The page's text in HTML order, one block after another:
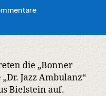
zu
Ambulanz
Burghaus
Bielstein
die „Bonner
Jazz Ambulanz“
Bielstein auf.